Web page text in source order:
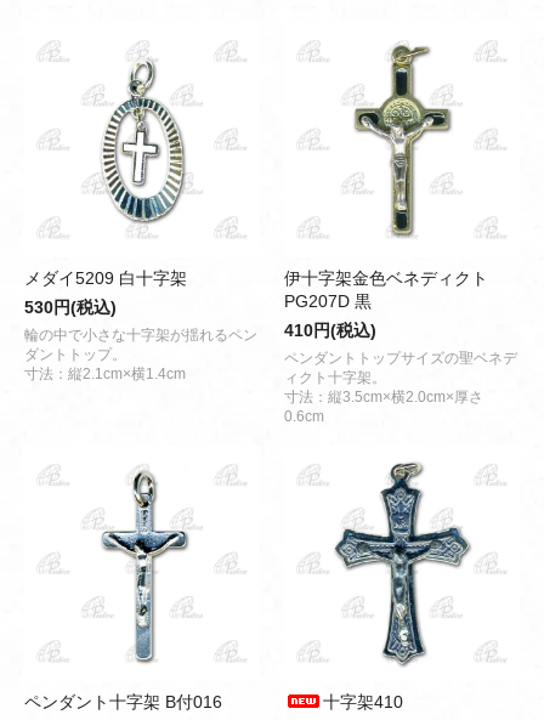
メダイ5209 白十字架
530円(税込)
輪の中で小さな十字架が揺れるペン
ダントトップ。
寸法：縦2.1cm×横1.4cm
伊十字架金色ベネディクト
PG207D 黒
410円(税込)
ペンダントトップサイズの聖ベネデ
ィクト十字架。
寸法：縦3.5cm×横2.0cm×厚さ
0.6cm
ペンダント十字架 B付016
十字架410